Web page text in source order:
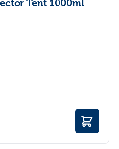
Tent 1000ml